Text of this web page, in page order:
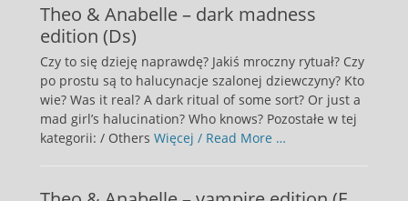
Theo & Anabelle – dark madness
edition (Ds)
Czy to się dzieję naprawdę? Jakiś mroczny rytuał? Czy
po prostu są to halucynacje szalonej dziewczyny? Kto
wie? Was it real? A dark ritual of some sort? Or just a
mad girl’s halucination? Who knows? Pozostałe w tej
kategorii: / Others Więcej / Read More …